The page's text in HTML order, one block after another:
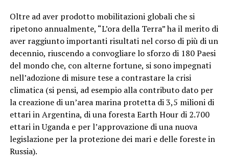
Oltre ad aver prodotto mobilitazioni globali che si
ripetono annualmente, “L’ora della Terra” ha il merito di
aver raggiunto importanti risultati nel corso di più di un
decennio, riuscendo a convogliare lo sforzo di 180 Paesi
del mondo che, con alterne fortune, si sono impegnati
nell’adozione di misure tese a contrastare la crisi
climatica (si pensi, ad esempio alla contributo dato per
la creazione di un’area marina protetta di 3,5 milioni di
ettari in Argentina, di una foresta Earth Hour di 2.700
ettari in Uganda e per l’approvazione di una nuova
legislazione per la protezione dei mari e delle foreste in
Russia).